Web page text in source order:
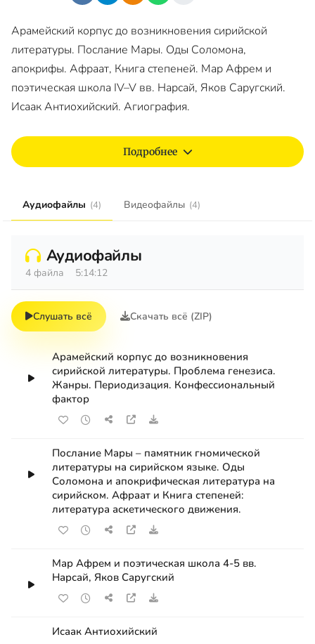
Арамейский корпус до возникновения сирийской
литературы. Послание Мары. Оды Соломона,
апокрифы. Афраат, Книга степеней. Мар Афрем и
поэтическая школа IV–V вв. Нарсай, Яков Саругский.
Исаак Антиохийский. Агиография.
Подробнее
Аудиофайлы (4) Видеофайлы (4)
Аудиофайлы
4 файла 5:14:12
Слушать всё Скачать всё (ZIP)
Арамейский корпус до возникновения
сирийской литературы. Проблема генезиса.
Жанры. Периодизация. Конфессиональный
фактор
Послание Мары – памятник гномической
литературы на сирийском языке. Оды
Соломона и апокрифическая литература на
сирийском. Афраат и Книга степеней:
литература аскетического движения.
Мар Афрем и поэтическая школа 4-5 вв.
Нарсай, Яков Саругский
Исаак Антиохийский